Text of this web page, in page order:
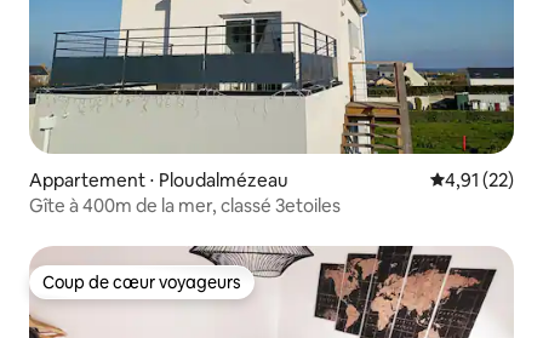
Appartement ⋅ Ploudalmézeau Évaluation
4,91 (22)
Gîte à 400m de la mer, classé 3etoiles
Coup de cœur voyageurs
Coup de cœur voyageurs